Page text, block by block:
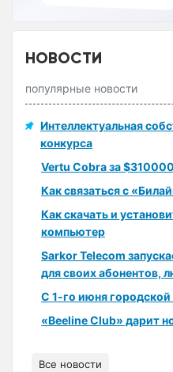
НОВОСТИ
популярные новости
Интеллектуальная
конкурса
Vertu Cobra за $310000
Как связаться с
Как скачать и
компьютер
Sarkor Telecom
для своих абонентов,
С 1-го июня
«Beeline Club» дарит
Все новости